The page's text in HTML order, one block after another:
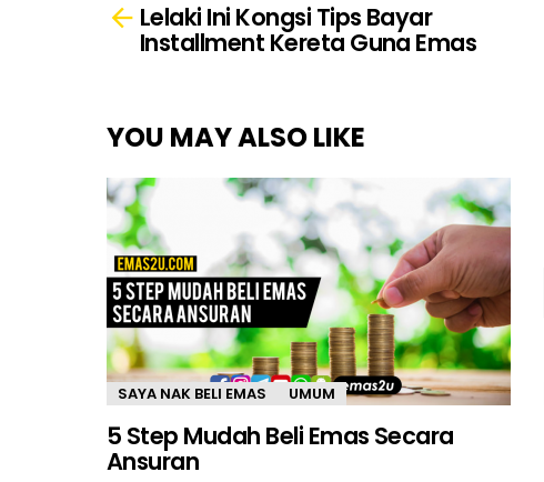
moreLelaki Ini Kongsi Tips Bayar
Installment Kereta Guna Emas
YOU MAY ALSO LIKE
SAYA NAK BELI EMAS UMUM
5 Step Mudah Beli Emas Secara
Ansuran